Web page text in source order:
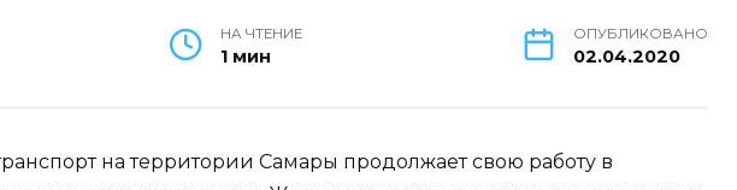
НА ЧТЕНИЕ
1 мин
ОПУБЛИКОВАНО
02.04.2020
на территории Самары продолжает свою работу в